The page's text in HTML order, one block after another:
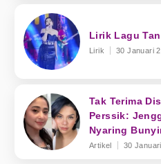
Lirik Lagu
Lirik 30 Januari
Tak Terima
Perssik:
Nyaring
Artikel 30